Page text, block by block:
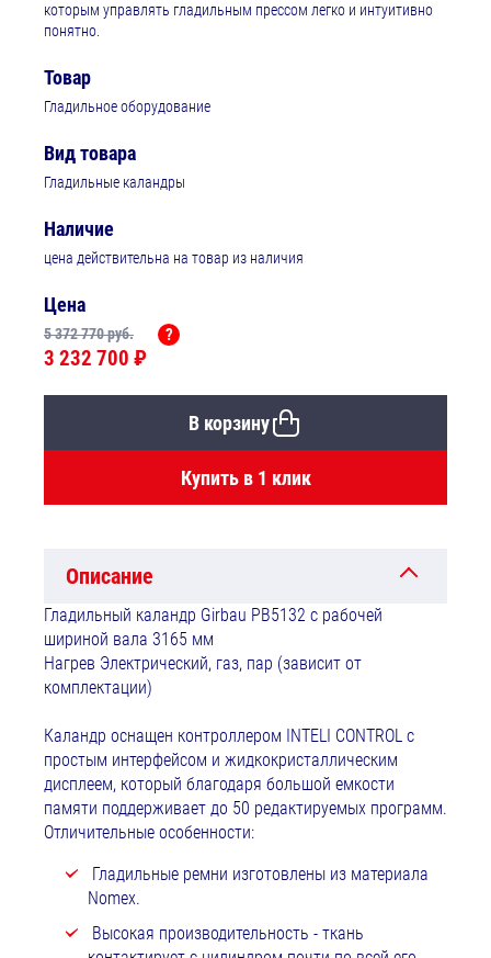
которым управлять гладильным прессом легко и интуитивно
понятно.
Товар
Гладильное оборудование
Вид товара
Гладильные каландры
Наличие
цена действительна на товар из наличия
Цена
5 372 770 руб.
3 232 700 ₽
?
В корзину
Купить в 1 клик
Описание
Гладильный каландр Girbau PB5132 с рабочей
шириной вала 3165 мм
Нагрев Электрический, газ, пар (зависит от
комплектации)
Каландр оснащен контроллером INTELI CONTROL с
простым интерфейсом и жидкокристаллическим
дисплеем, который благодаря большой емкости
памяти поддерживает до 50 редактируемых программ.
Отличительные особенности:
Гладильные ремни изготовлены из материала
Nomex.
Высокая производительность - ткань